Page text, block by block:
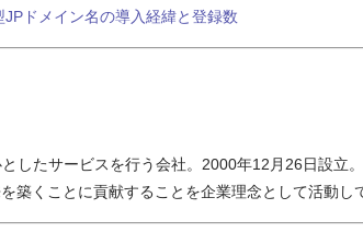
ドメイン名の導入経緯と登録数
たサービスを行う会社。2000年12月26日設立
くことに貢献することを企業理念として活動し